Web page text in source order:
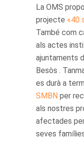
La OMS
projecte «40
També com
als actes
ajuntaments
Besòs .
es durà a
SMBN per
als nostres
afectades
seves